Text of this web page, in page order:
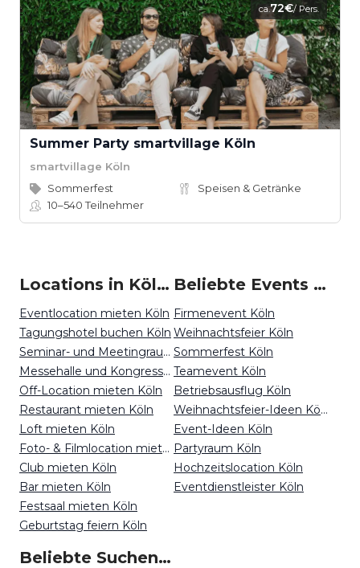
ca.72€/ Pers.
Summer Party smartvillage Köln
smartvillage Köln
Sommerfest
Speisen & Getränke
10–540Teilnehmer
Locations in Köln mieten
Eventlocation mieten Köln
Tagungshotel buchen Köln
Seminar- und Meetingraum mieten Köln
Messehalle und Kongresszentrum mieten Köln
Off-Location mieten Köln
Restaurant mieten Köln
Loft mieten Köln
Foto- & Filmlocation mieten Köln
Club mieten Köln
Bar mieten Köln
Festsaal mieten Köln
Geburtstag feiern Köln
Beliebte Events in Köln
Firmenevent Köln
Weihnachtsfeier Köln
Sommerfest Köln
Teamevent Köln
Betriebsausflug Köln
Weihnachtsfeier-Ideen Köln
Event-Ideen Köln
Partyraum Köln
Hochzeitslocation Köln
Eventdienstleister Köln
Beliebte Suchen auf Event Inc